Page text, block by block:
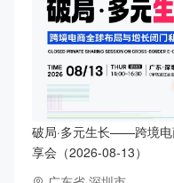
破局·多元生长——跨境
享会（2026-08-13）